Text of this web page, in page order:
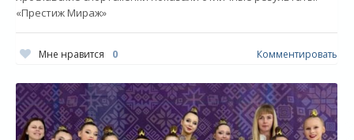
«Престиж Мираж»
Мне нравится 0 Комментировать